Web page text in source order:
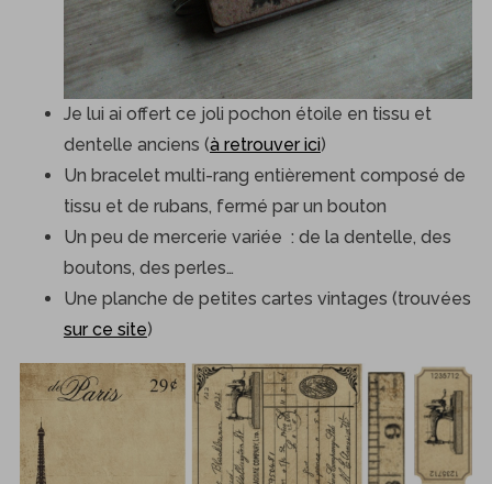
Je lui ai offert ce joli pochon étoile en tissu et
dentelle anciens (à retrouver ici)
Un bracelet multi-rang entièrement composé de
tissu et de rubans, fermé par un bouton
Un peu de mercerie variée : de la dentelle, des
boutons, des perles…
Une planche de petites cartes vintages (trouvées
sur ce site)